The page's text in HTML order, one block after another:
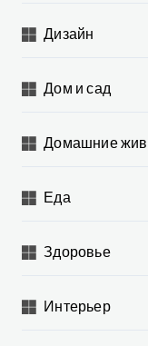
Дизайн
Дом и сад
Домашние
Еда
Здоровье
Интерьер